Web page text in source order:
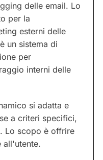
delle email. Lo
per la
esterni delle
un sistema di
per
interni delle
si adatta e
a criteri specifici,
Lo scopo è offrire
all'utente.